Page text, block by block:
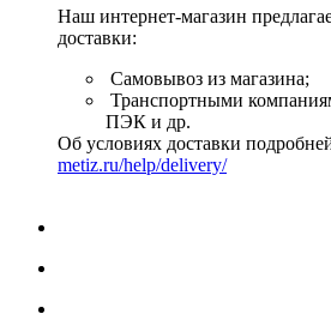
Наш интернет-магазин
доставки:
Самовывоз из магазина;
Транспортными
ПЭК и др.
Об условиях доставки
metiz.ru/help/delivery/